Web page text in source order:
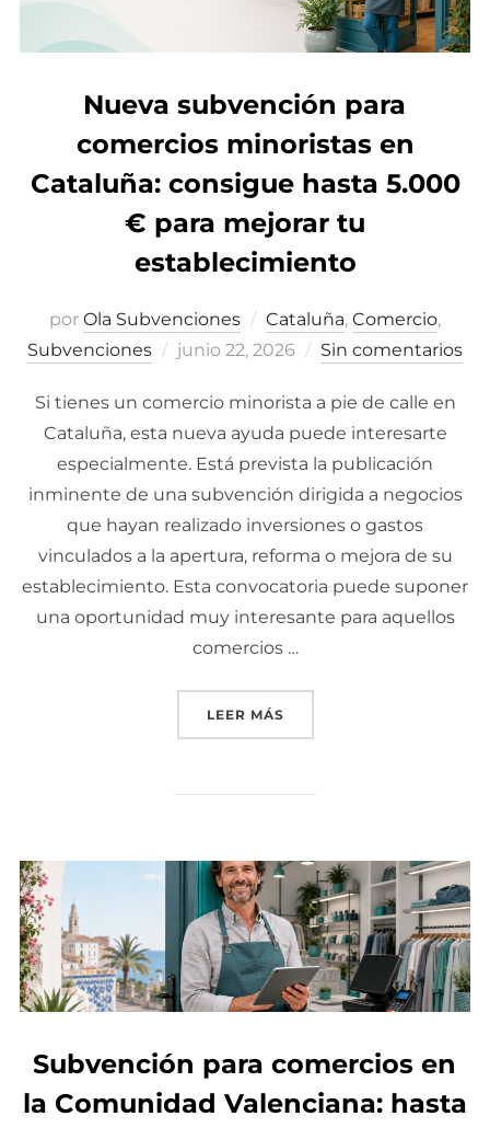
Nueva subvención para
comercios minoristas en
Cataluña: consigue hasta 5.000
€ para mejorar tu
establecimiento
por Ola Subvenciones Cataluña, Comercio,
Subvenciones
Publicado
junio 22, 2026 Sin comentarios
Si tienes un comercio minorista a pie de calle en
Cataluña, esta nueva ayuda puede interesarte
especialmente. Está prevista la publicación
inminente de una subvención dirigida a negocios
que hayan realizado inversiones o gastos
vinculados a la apertura, reforma o mejora de su
establecimiento. Esta convocatoria puede suponer
una oportunidad muy interesante para aquellos
comercios …
LEER MÁS
Subvención para comercios en
la Comunidad Valenciana: hasta